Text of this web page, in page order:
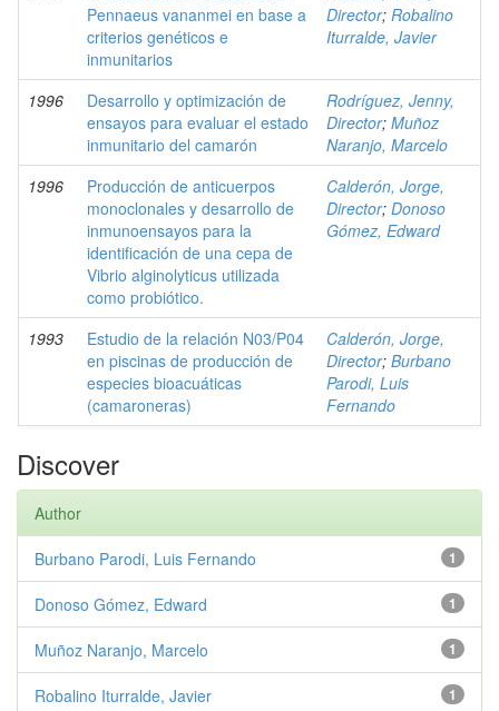
Pennaeus vananmei en base a
criterios genéticos e
inmunitarios
Director; Robalino
Iturralde, Javier
1996
Desarrollo y optimización de
ensayos para evaluar el estado
inmunitario del camarón
Rodríguez, Jenny,
Director; Muñoz
Naranjo, Marcelo
1996
Producción de anticuerpos
monoclonales y desarrollo de
inmunoensayos para la
identificación de una cepa de
Vibrio alginolyticus utilizada
como probiótico.
Calderón, Jorge,
Director; Donoso
Gómez, Edward
1993
Estudio de la relación N03/P04
en piscinas de producción de
especies bioacuáticas
(camaroneras)
Calderón, Jorge,
Director; Burbano
Parodi, Luis
Fernando
Discover
Author
1
Burbano Parodi, Luis Fernando
1
Donoso Gómez, Edward
1
Muñoz Naranjo, Marcelo
1
Robalino Iturralde, Javier